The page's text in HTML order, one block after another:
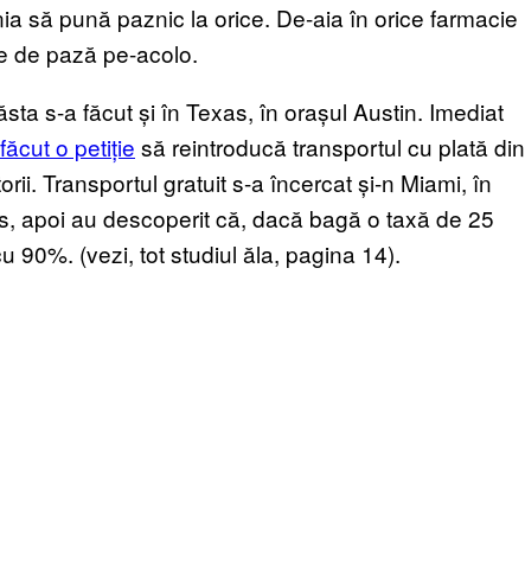
să pună paznic la orice. De-aia în orice farmacie
de pază pe-acolo.
s-a făcut și în Texas, în orașul Austin. Imediat
o petiție să reintroducă transportul cu plată din
Transportul gratuit s-a încercat și-n Miami, în
apoi au descoperit că, dacă bagă o taxă de 25
90%. (vezi, tot studiul ăla, pagina 14).